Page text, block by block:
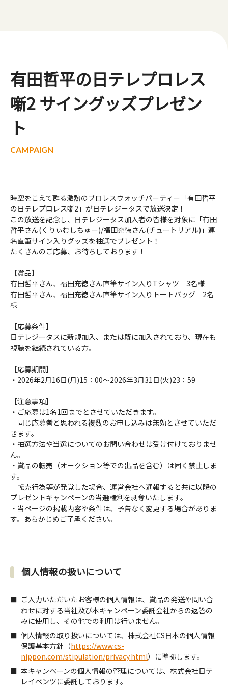
有田哲平の日テレプロレス
噺2 サイングッズプレゼン
ト
時空をこえて甦る激熱のプロレスウォッチパーティー「有田哲平
の日テレプロレス噺2」が日テレジータスで放送決定！
この放送を記念し、日テレジータス加入者の皆様を対象に「有田
哲平さん(くりぃむしちゅー)/福田充徳さん(チュートリアル)」連
名直筆サイン入りグッズを抽選でプレゼント！
たくさんのご応募、お待ちしております！
【賞品】
有田哲平さん、福田充徳さん直筆サイン入りTシャツ 3名様
有田哲平さん、福田充徳さん直筆サイン入りトートバッグ 2名
様
【応募条件】
日テレジータスに新規加入、または既に加入されており、現在も
視聴を継続されている方。
【応募期間】
・2026年2月16日(月)15：00～2026年3月31日(火)23：59
【注意事項】
・ご応募は1名1回までとさせていただきます。
同じ応募者と思われる複数のお申し込みは無効とさせていただ
きます。
・抽選方法や当選についてのお問い合わせは受け付けておりませ
ん。
・賞品の転売（オークション等での出品を含む）は固く禁止しま
す。
転売行為等が発覚した場合、運営会社へ通報すると共に以降の
プレゼントキャンペーンの当選権利を剥奪いたします。
・当ページの掲載内容や条件は、予告なく変更する場合がありま
す。あらかじめご了承ください。
個人情報の扱いについて
ご入力いただいたお客様の個人情報は、賞品の発送や問い合
わせに対する当社及び本キャンペーン委託会社からの返答の
みに使用し、その他での利用は行いません。
個人情報の取り扱いについては、株式会社CS日本の個人情報
保護基本方針（https://www.cs-
nippon.com/stipulation/privacy.html）に準拠します。
本キャンペーンの個人情報の管理については、株式会社日テ
レイベンツに委託しております。